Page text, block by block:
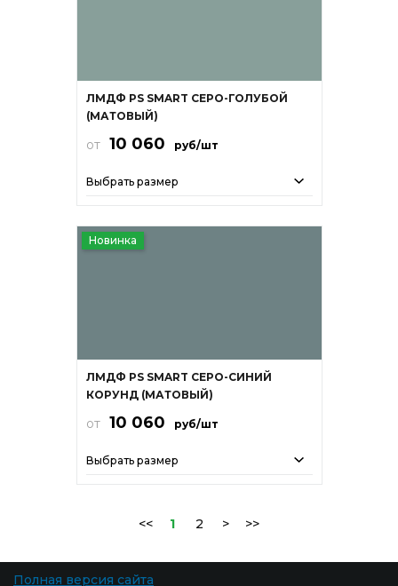
ЛМДФ PS SMART СЕРО-ГОЛУБОЙ
(МАТОВЫЙ)
от 10 060 руб/шт
Выбрать размер
Новинка
ЛМДФ PS SMART СЕРО-СИНИЙ
КОРУНД (МАТОВЫЙ)
от 10 060 руб/шт
Выбрать размер
<< 1 2 > >>
Полная версия сайта